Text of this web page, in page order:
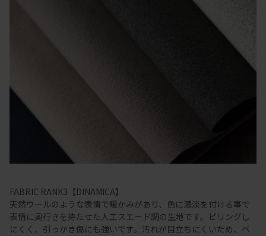
FABRIC RANK3【DINAMICA】
天然ウールのような表情で暖かみがあり、色に濃淡を付ける事で
表情に奥行きを持たせた人工スエード調の生地です。ピリングし
にくく、引っかき傷にも強いです。汚れが目立ちにくいため、ペ